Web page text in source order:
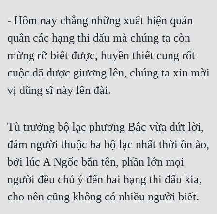
- Hôm nay chẳng những xuất hiện quán
quân các hạng thi đấu mà chúng ta còn
mừng rỡ biết được, huyền thiết cung rốt
cuộc đã được giương lên, chúng ta xin mời
vị dũng sĩ này lên đài.
Tù trưởng bộ lạc phương Bắc vừa dứt lời,
đám người thuộc ba bộ lạc nhất thời ồn ào,
bởi lúc A Ngốc bắn tên, phần lớn mọi
người đều chú ý đến hai hạng thi đấu kia,
cho nên cũng không có nhiều người biết.